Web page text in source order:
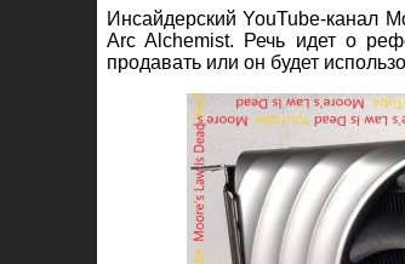
Инсайдерский YouTube-канал
Arc Alchemist. Речь идет о
продавать или он будет